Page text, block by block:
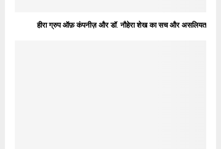
हीरा ग्रुप ऑफ़ कंपनीज़ और डॉ. नौहेरा शेख का सच और असलियत